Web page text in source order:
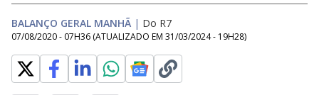
BALANÇO GERAL MANHÃ | Do R7
07/08/2020 - 07H36 (ATUALIZADO EM 31/03/2024 - 19H28)